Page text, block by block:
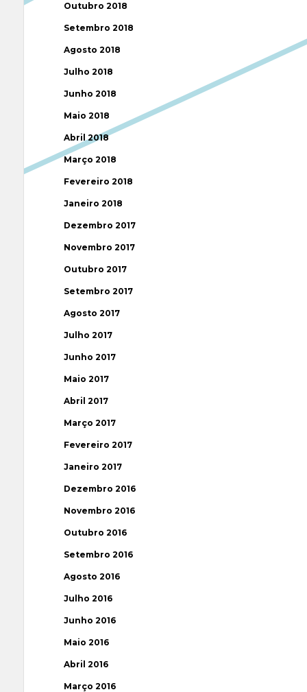
Outubro 2018
Setembro 2018
Agosto 2018
Julho 2018
Junho 2018
Maio 2018
Abril 2018
Março 2018
Fevereiro 2018
Janeiro 2018
Dezembro 2017
Novembro 2017
Outubro 2017
Setembro 2017
Agosto 2017
Julho 2017
Junho 2017
Maio 2017
Abril 2017
Março 2017
Fevereiro 2017
Janeiro 2017
Dezembro 2016
Novembro 2016
Outubro 2016
Setembro 2016
Agosto 2016
Julho 2016
Junho 2016
Maio 2016
Abril 2016
Março 2016